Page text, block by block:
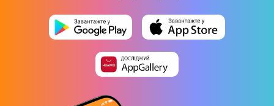
Комплектація
Гарантійний талон
Юридична інформація